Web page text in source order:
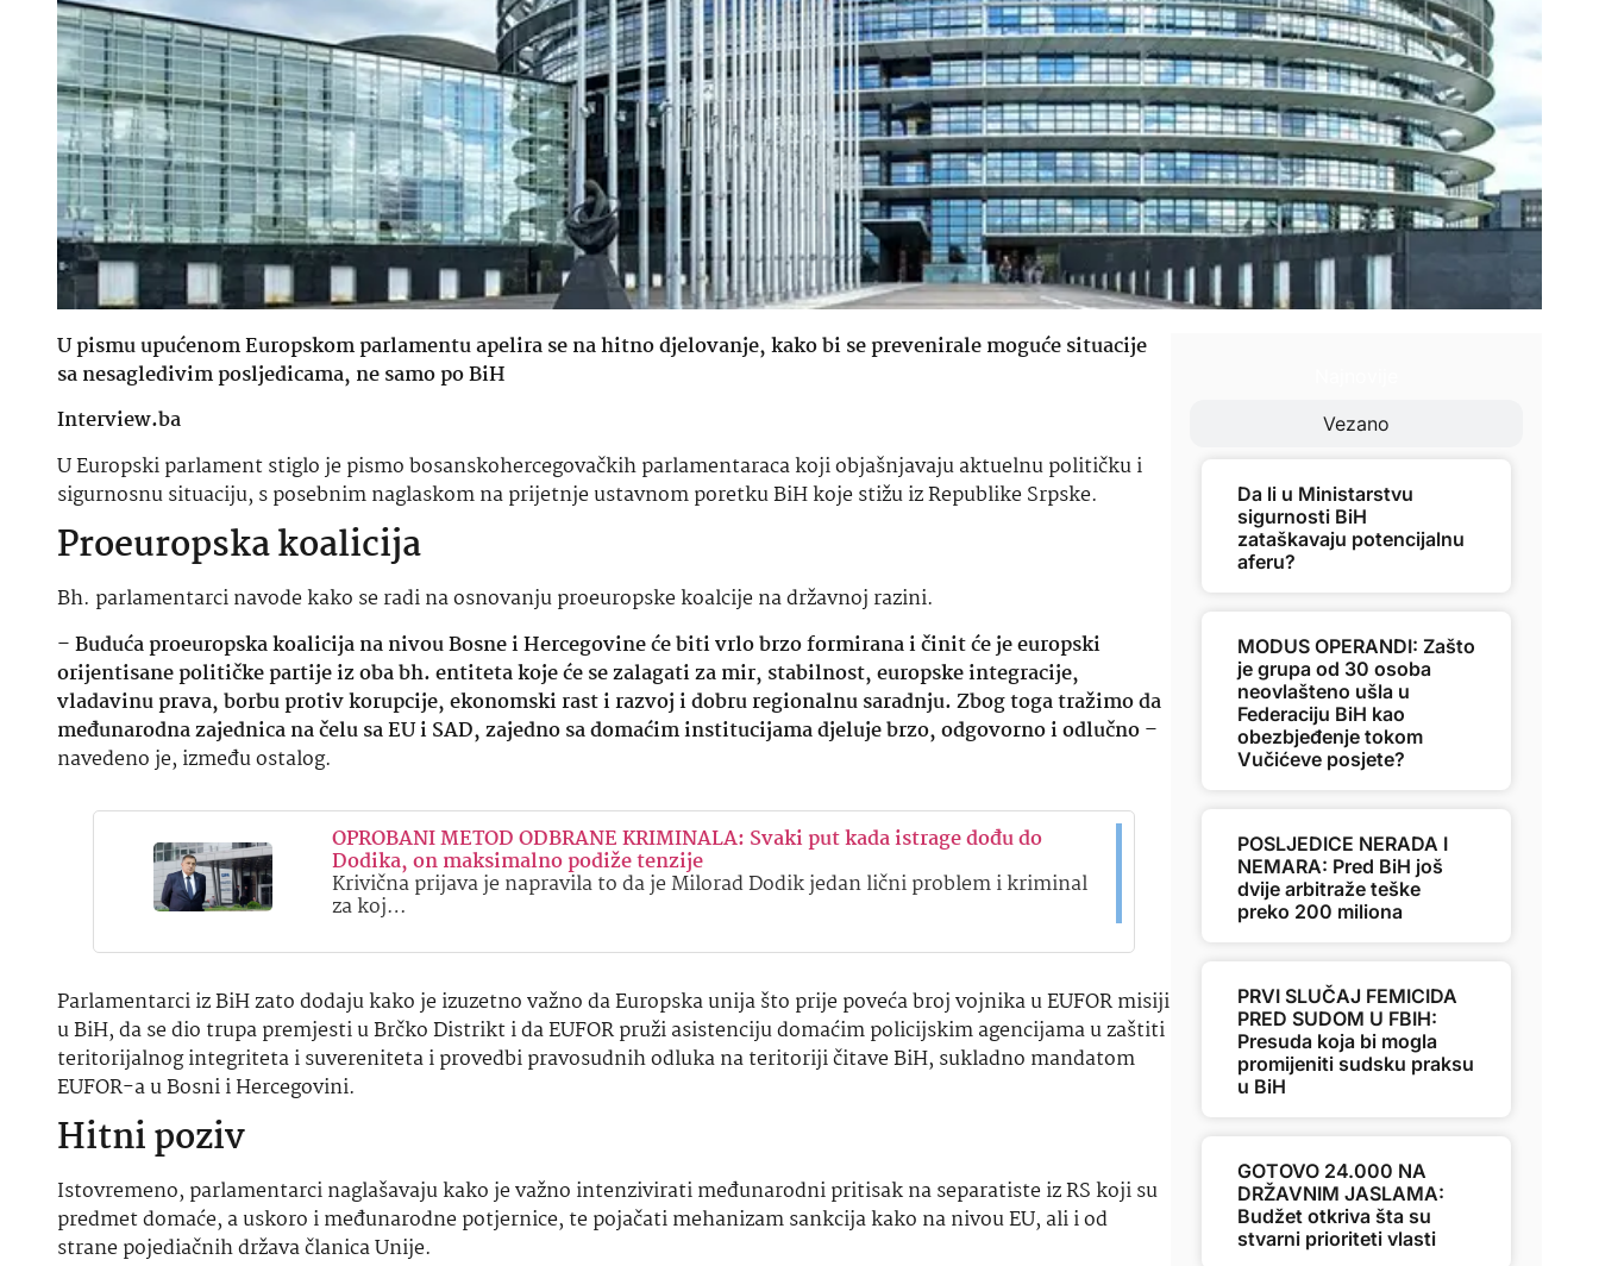
U pismu upućenom Europskom parlamentu apelira se na hitno djelovanje, kako bi se prevenirale moguće situacije
sa nesagledivim posljedicama, ne samo po BiH
Interview.ba
U Europski parlament stiglo je pismo bosanskohercegovačkih parlamentaraca koji objašnjavaju aktuelnu političku i
sigurnosnu situaciju, s posebnim naglaskom na prijetnje ustavnom poretku BiH koje stižu iz Republike Srpske.
Proeuropska koalicija
Bh. parlamentarci navode kako se radi na osnovanju proeuropske koalcije na državnoj razini.
–Buduća proeuropska koalicija na nivou Bosne i Hercegovine će biti vrlo brzo formirana i činit će je europski
orijentisane političke partije iz oba bh. entiteta koje će se zalagati za mir, stabilnost, europske integracije,
vladavinu prava, borbu protiv korupcije, ekonomski rast i razvoj i dobru regionalnu saradnju. Zbog toga tražimo da
međunarodna zajednica na čelu sa EU i SAD, zajedno sa domaćim institucijama djeluje brzo, odgovorno i odlučno–
navedeno je, između ostalog.
OPROBANI METOD ODBRANE KRIMINALA: Svaki put kada istrage dođu do
Dodika, on maksimalno podiže tenzije
Krivična prijava je napravila to da je Milorad Dodik jedan lični problem i kriminal
za koj…
Parlamentarci iz BiH zato dodaju kako je izuzetno važno da Europska unija što prije poveća broj vojnika u EUFOR misiji
u BiH, da se dio trupa premjesti u Brčko Distrikt i da EUFOR pruži asistenciju domaćim policijskim agencijama u zaštiti
teritorijalnog integriteta i suvereniteta i provedbi pravosudnih odluka na teritoriji čitave BiH, sukladno mandatom
EUFOR-a u Bosni i Hercegovini.
Hitni poziv
Istovremeno, parlamentarci naglašavaju kako je važno intenzivirati međunarodni pritisak na separatiste iz RS koji su
predmet domaće, a uskoro i međunarodne potjernice, te pojačati mehanizam sankcija kako na nivou EU, ali i od
strane pojediačnih država članica Unije.
Vezano
Da li u Ministarstvu
sigurnosti BiH
zataškavaju potencijalnu
aferu?
MODUS OPERANDI: Zašto
je grupa od 30 osoba
neovlašteno ušla u
Federaciju BiH kao
obezbjeđenje tokom
Vučićeve posjete?
POSLJEDICE NERADA I
NEMARA: Pred BiH još
dvije arbitraže teške
preko 200 miliona
PRVI SLUČAJ FEMICIDA
PRED SUDOM U FBIH:
Presuda koja bi mogla
promijeniti sudsku praksu
u BiH
GOTOVO 24.000 NA
DRŽAVNIM JASLAMA:
Budžet otkriva šta su
stvarni prioriteti vlasti